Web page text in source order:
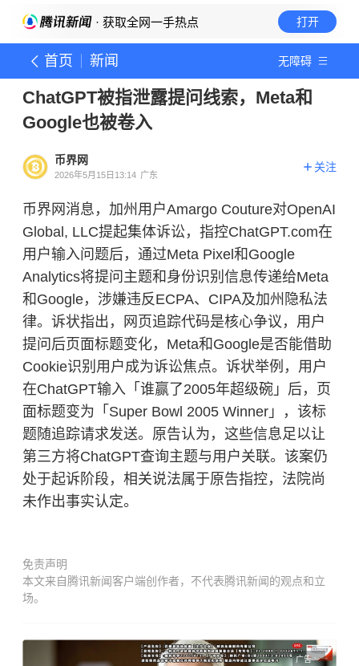
· 获取全网一手热点 打开
首页 新闻 无障碍
ChatGPT被指泄露提问线索，Meta和
Google也被卷入
币界网
2026年5月15日13:14 广东
关注
币界网消息，加州用户Amargo Couture对OpenAI
Global, LLC提起集体诉讼，指控ChatGPT.com在
用户输入问题后，通过Meta Pixel和Google
Analytics将提问主题和身份识别信息传递给Meta
和Google，涉嫌违反ECPA、CIPA及加州隐私法
律。诉状指出，网页追踪代码是核心争议，用户
提问后页面标题变化，Meta和Google是否能借助
Cookie识别用户成为诉讼焦点。诉状举例，用户
在ChatGPT输入「谁赢了2005年超级碗」后，页
面标题变为「Super Bowl 2005 Winner」，该标
题随追踪请求发送。原告认为，这些信息足以让
第三方将ChatGPT查询主题与用户关联。该案仍
处于起诉阶段，相关说法属于原告指控，法院尚
未作出事实认定。
免责声明
本文来自腾讯新闻客户端创作者，不代表腾讯新闻的观点和立
场。
广告